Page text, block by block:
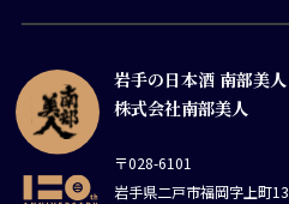
岩手の日本酒 南部美人
株式会社南部美人
〒028-6101
岩手県二戸市福岡字上町13